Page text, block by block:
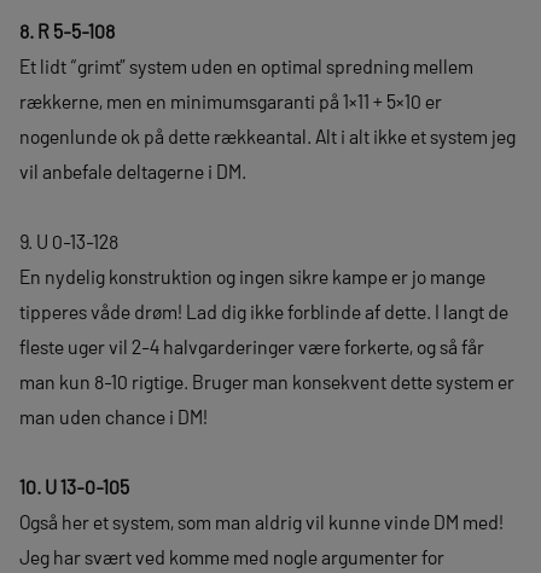
8. R 5-5-108
Et lidt “grimt” system uden en optimal spredning mellem
rækkerne, men en minimumsgaranti på 1×11 + 5×10 er
nogenlunde ok på dette rækkeantal. Alt i alt ikke et system jeg
vil anbefale deltagerne i DM.
9. U 0-13-128
En nydelig konstruktion og ingen sikre kampe er jo mange
tipperes våde drøm! Lad dig ikke forblinde af dette. I langt de
fleste uger vil 2-4 halvgarderinger være forkerte, og så får
man kun 8-10 rigtige. Bruger man konsekvent dette system er
man uden chance i DM!
10. U 13-0-105
Også her et system, som man aldrig vil kunne vinde DM med!
Jeg har svært ved komme med nogle argumenter for